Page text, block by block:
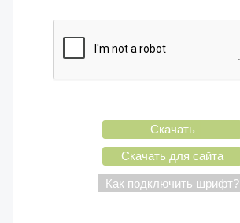
Скачать
Скачать для сайта
Как подключить шрифт?